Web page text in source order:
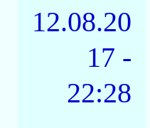
12.08.20
17 -
22:28